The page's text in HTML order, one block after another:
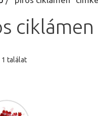
ciklámen
találat